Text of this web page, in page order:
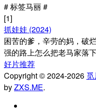
#标签马丽 #
[1]
抓娃娃 (2024)
困苦的爹，辛劳的妈，破
强的路上怎么把老马家落
好片推荐
Copyright © 2024-2026
byZXS.ME.